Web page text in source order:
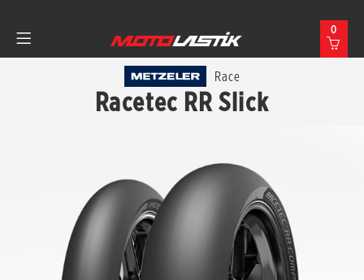
0
Race
Racetec RR Slick